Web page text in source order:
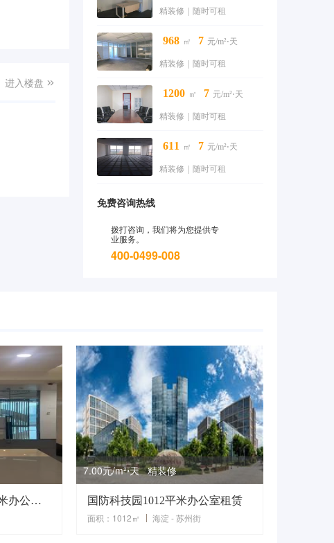
进入楼盘 
精装修 随时可租
968 ㎡ 7 元/m²⋅天
精装修 随时可租
1200 ㎡ 7 元/m²⋅天
精装修 随时可租
611 ㎡ 7 元/m²⋅天
精装修 随时可租
免费咨询热线
拨打咨询，我们将为您提供专
业服务。
400-0499-008
华贸中心写字楼1007平米办公租赁精装修
7.00元/m²⋅天 精装修
国防科技园1012平米办公室租赁
面积：1012㎡
海淀 - 苏州街